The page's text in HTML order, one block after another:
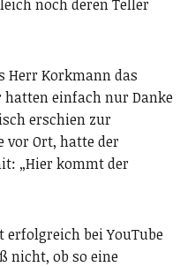
noch deren Teller
Herr Korkmann das
hatten einfach nur Danke
erschien zur
vor Ort, hatte der
„Hier kommt der
bei YouTube
nicht, ob so eine